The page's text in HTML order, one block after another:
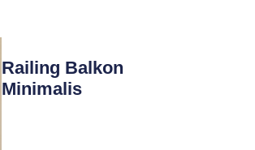
Railing Balkon
Minimalis